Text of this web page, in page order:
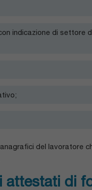
indicazione di settore
del lavoratore
di